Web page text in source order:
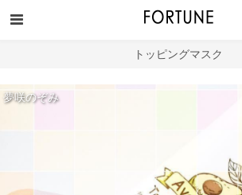
トッピングマスク
夢咲のぞみ